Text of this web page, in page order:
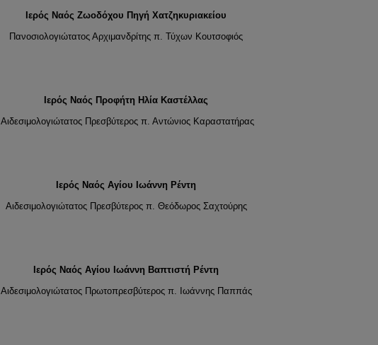
Ιερός Ναός Ζωοδόχου Πηγή Χατζηκυριακείου
Πανοσιολογιώτατος Αρχιμανδρίτης π. Τύχων Κουτσοφιός
Ιερός Ναός Προφήτη Ηλία Καστέλλας
Αιδεσιμολογιώτατος Πρεσβύτερος π. Αντώνιος Καραστατήρας
Ιερός Ναός Αγίου Ιωάννη Ρέντη
Αιδεσιμολογιώτατος Πρεσβύτερος π. Θεόδωρος Σαχτούρης
Ιερός Ναός Αγίου Ιωάννη Βαπτιστή Ρέντη
Αιδεσιμολογιώτατος Πρωτοπρεσβύτερος π. Ιωάννης Παππάς